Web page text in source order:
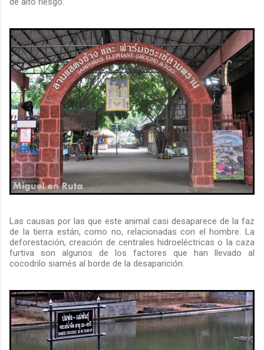
Las causas por las que este animal casi desaparece de la faz
de la tierra están, como no, relacionadas con el hombre. La
deforestación, creación de centrales hidroeléctricas o la caza
furtiva son algunos de los factores que han llevado al
cocodrilo siamés al borde de la desaparición.